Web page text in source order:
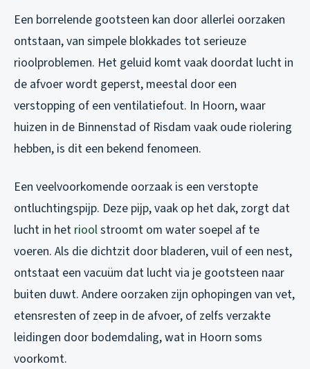
Een borrelende gootsteen kan door allerlei oorzaken
ontstaan, van simpele blokkades tot serieuze
rioolproblemen. Het geluid komt vaak doordat lucht in
de afvoer wordt geperst, meestal door een
verstopping of een ventilatiefout. In Hoorn, waar
huizen in de Binnenstad of Risdam vaak oude riolering
hebben, is dit een bekend fenomeen.
Een veelvoorkomende oorzaak is een verstopte
ontluchtingspijp. Deze pijp, vaak op het dak, zorgt dat
lucht in het rioolstroomt om water soepel af te
voeren. Als die dichtzit door bladeren, vuil of een nest,
ontstaat een vacuüm dat lucht via je gootsteen naar
buiten duwt. Andere oorzaken zijn ophopingen van vet,
etensresten of zeep in de afvoer, of zelfs verzakte
leidingen door bodemdaling, wat in Hoorn soms
voorkomt.